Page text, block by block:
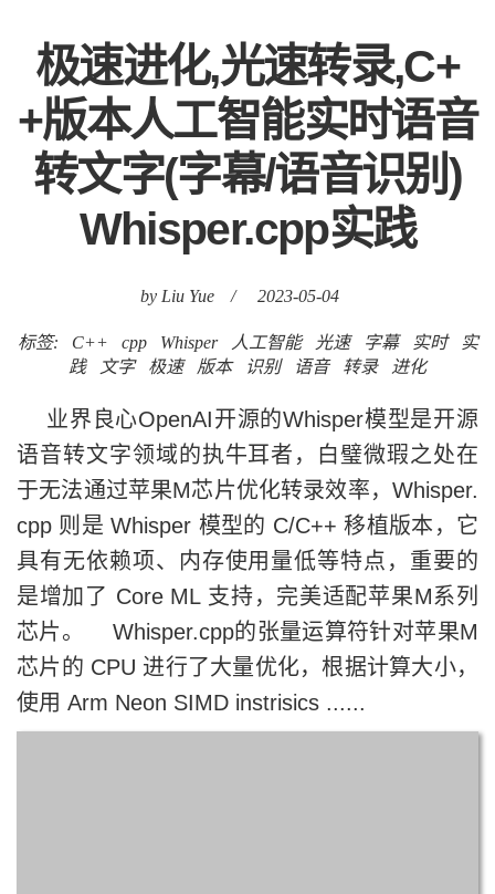
极速进化,光速转录,C+
+版本人工智能实时语音
转文字(字幕/语音识别)
Whisper.cpp实践
by Liu Yue / 2023-05-04
标签: C++ cpp Whisper 人工智能 光速 字幕 实时
实
践
文字 极速 版本 识别 语音 转录 进化
业界良心OpenAI开源的Whisper模型是开源
语音转文字领域的执牛耳者，白璧微瑕之处在
于无法通过苹果M芯片优化转录效率，Whisper.
cpp 则是 Whisper 模型的 C/C++ 移植版本，它
具有无依赖项、内存使用量低等特点，重要的
是增加了 Core ML 支持，完美适配苹果M系列
芯片。 Whisper.cpp的张量运算符针对苹果M
芯片的 CPU 进行了大量优化，根据计算大小，
使用 Arm Neon SIMD instrisics ......